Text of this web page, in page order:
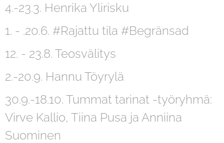
4.-23.3. Henrika Ylirisku
1. - .20.6. #Rajattu tila #Begränsad
12. - 23.8. Teosvälitys
2.-20.9. Hannu Töyrylä
30.9.-18.10. Tummat tarinat -työryhmä:
Virve Kallio, Tiina Pusa ja Anniina
Suominen